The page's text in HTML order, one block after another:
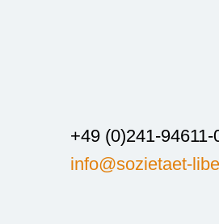
+49 (0)241-94611-
info@sozietaet-